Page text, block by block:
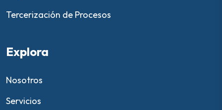
Tercerización de Procesos
Explora
Nosotros
Servicios